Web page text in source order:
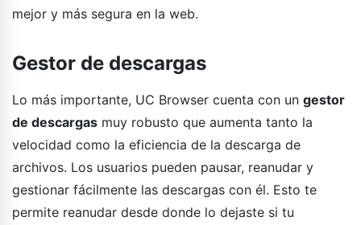
mejor y más segura en la web.
Gestor de descargas
Lo más importante, UC Browser cuenta con un gestor
de descargas muy robusto que aumenta tanto la
velocidad como la eficiencia de la descarga de
archivos. Los usuarios pueden pausar, reanudar y
gestionar fácilmente las descargas con él. Esto te
permite reanudar desde donde lo dejaste si tu